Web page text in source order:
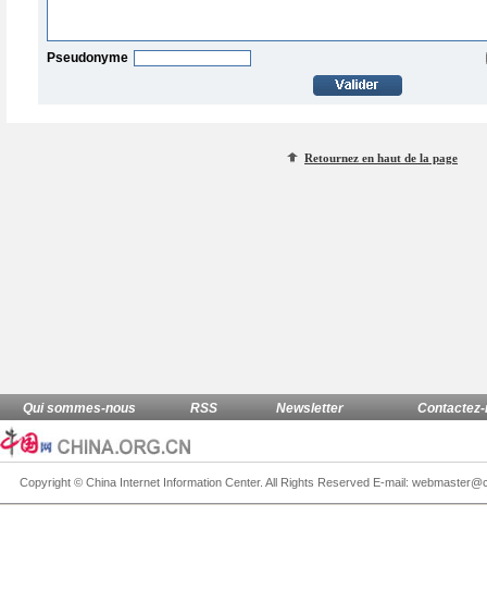
Pseudonyme
Retournez en haut de la page